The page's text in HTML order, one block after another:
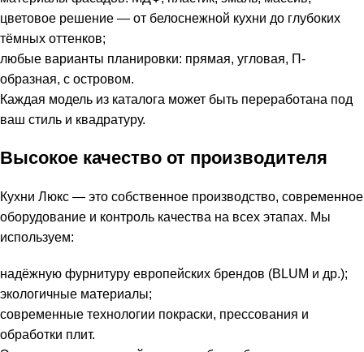
цветовое решение — от белоснежной кухни до глубоких
тёмных оттенков;
любые варианты планировки: прямая, угловая, П-
образная, с островом.
Каждая модель из каталога может быть переработана под
ваш стиль и квадратуру.
Высокое качество от производителя
Кухни Люкс — это собственное производство, современное
оборудование и контроль качества на всех этапах. Мы
используем:
надёжную фурнитуру европейских брендов (BLUM и др.);
экологичные материалы;
современные технологии покраски, прессования и
обработки плит.